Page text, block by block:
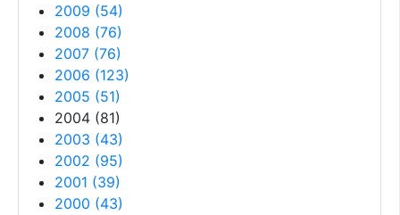
2009 (54)
2008 (76)
2007 (76)
2006 (123)
2005 (51)
2004 (81)
2003 (43)
2002 (95)
2001 (39)
2000 (43)